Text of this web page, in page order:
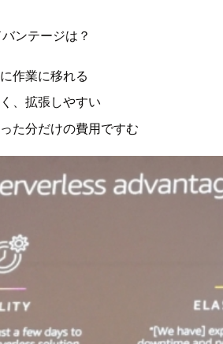
ンテージは？
作業に移れる
、拡張しやすい
た分だけの費用ですむ